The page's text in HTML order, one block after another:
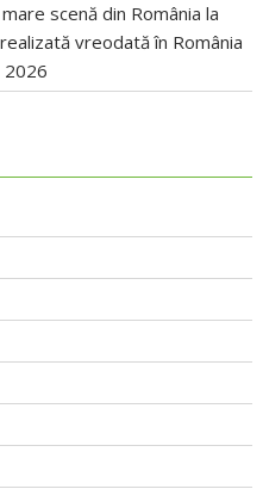
scenă din România la
vreodată în România
2026